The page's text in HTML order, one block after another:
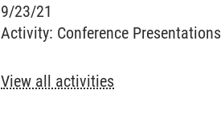
9/23/21
Activity: Conference Presentations
View all activities